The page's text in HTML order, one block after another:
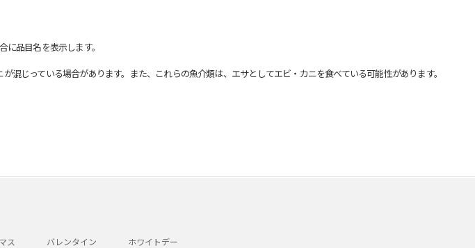
品目名を表示します。
じっている場合があります。また、これらの魚介類は、エサとしてエビ・カニを食べている可能性があります。
ス バレンタイン ホワイトデー